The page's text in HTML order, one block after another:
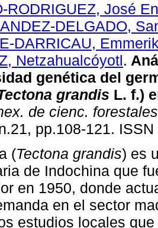
RODRIGUEZ, José
DELGADO,
DARRICAU,
Netzahualcóyotl.
genética del
grandis L. f.)
de cienc. forestales
pp.108-121. ISSN
(Tectona grandis) es
de Indochina que
en 1950, donde
en el sector
estudios locales